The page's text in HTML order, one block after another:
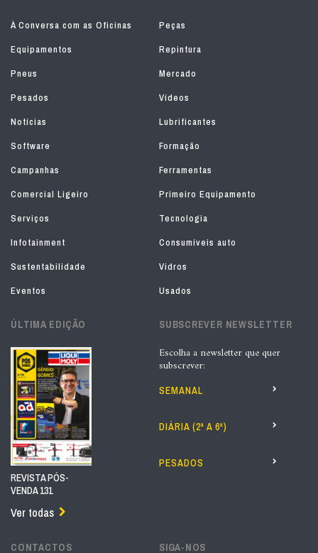
À Conversa com as Oficinas
Peças
Equipamentos
Repintura
Pneus
Mercado
Pesados
Vídeos
Notícias
Lubrificantes
Software
Formação
Campanhas
Ferramentas
Comercial Ligeiro
Primeiro Equipamento
Serviços
Tecnologia
Infotainment
Consumíveis auto
Sustentabilidade
Vidros
Eventos
Usados
ÚLTIMA EDIÇÃO
REVISTA PÓS-
VENDA 131
Ver todas
SUBSCREVER NEWSLETTER
Escolha a newsletter que quer
subscrever:
SEMANAL
DIÁRIA (2ª A 6ª)
PESADOS
CONTACTOS SIGA-NOS